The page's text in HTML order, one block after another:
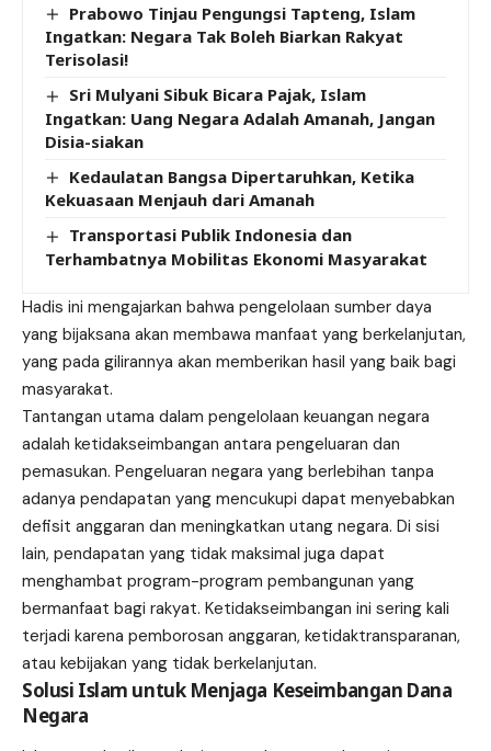
Prabowo Tinjau Pengungsi Tapteng, Islam
Ingatkan: Negara Tak Boleh Biarkan Rakyat
Terisolasi!
Sri Mulyani Sibuk Bicara Pajak, Islam
Ingatkan: Uang Negara Adalah Amanah, Jangan
Disia-siakan
Kedaulatan Bangsa Dipertaruhkan, Ketika
Kekuasaan Menjauh dari Amanah
Transportasi Publik Indonesia dan
Terhambatnya Mobilitas Ekonomi Masyarakat
Hadis ini mengajarkan bahwa pengelolaan sumber daya
yang bijaksana akan membawa manfaat yang berkelanjutan,
yang pada gilirannya akan memberikan hasil yang baik bagi
masyarakat.
Tantangan utama dalam pengelolaan keuangan negara
adalah ketidakseimbangan antara pengeluaran dan
pemasukan. Pengeluaran negara yang berlebihan tanpa
adanya pendapatan yang mencukupi dapat menyebabkan
defisit anggaran dan meningkatkan utang negara. Di sisi
lain, pendapatan yang tidak maksimal juga dapat
menghambat program-program pembangunan yang
bermanfaat bagi rakyat. Ketidakseimbangan ini sering kali
terjadi karena pemborosan anggaran, ketidaktransparanan,
atau kebijakan yang tidak berkelanjutan.
Solusi Islam untuk Menjaga Keseimbangan Dana
Negara